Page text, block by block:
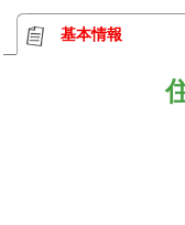
基本情報